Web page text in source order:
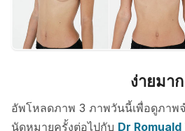
ง่ายมาก
อัพโหลดภาพ 3 ภาพวันนี้เพื่อดูภาพ
นัดหมายครั้งต่อไปกับ Dr